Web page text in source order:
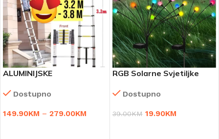
ALUMINIJSKE
Dostupno
149.90KM – 279.00KM
RGB Solarne Svjetiljke
Dostupno
39.00KM 19.90KM